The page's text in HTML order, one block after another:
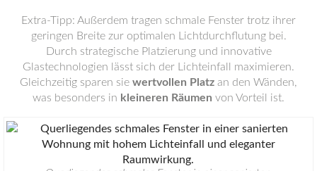
Extra-Tipp: Außerdem tragen schmale Fenster trotz ihrer
geringen Breite zur optimalen Lichtdurchflutung bei.
Durch strategische Platzierung und innovative
Glastechnologien lässt sich der Lichteinfall maximieren.
Gleichzeitig sparen sie wertvollen Platz an den Wänden,
was besonders in kleineren Räumen von Vorteil ist.